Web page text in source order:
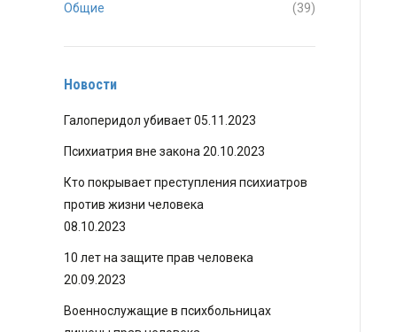
Общие (39)
Новости
Галоперидол убивает05.11.2023
Психиатрия вне закона 20.10.2023
Кто покрывает преступления психиатров
против жизни человека
08.10.2023
10 лет на защите прав человека
20.09.2023
Военнослужащие в психбольницах